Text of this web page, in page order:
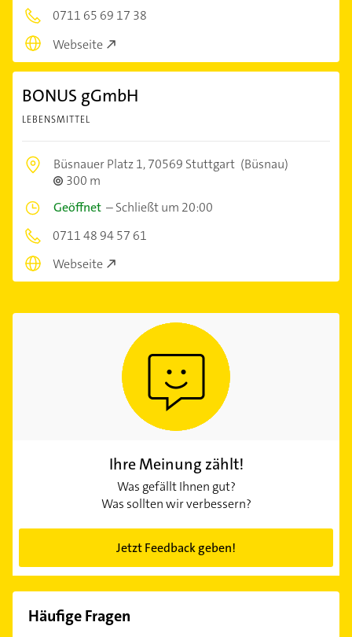
0711 65 69 17 38
Webseite
BONUS gGmbH
LEBENSMITTEL
Büsnauer Platz 1,70569 Stuttgart (Büsnau)
300 m
Geöffnet –Schließt um 20:00
0711 48 94 57 61
Webseite
Ihre Meinung zählt!
Was gefällt Ihnen gut?
Was sollten wir verbessern?
Jetzt Feedback geben!
Häufige Fragen